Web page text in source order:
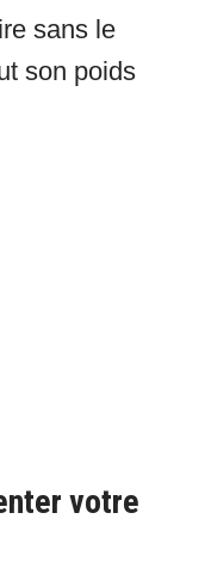
sans le
son poids
votre